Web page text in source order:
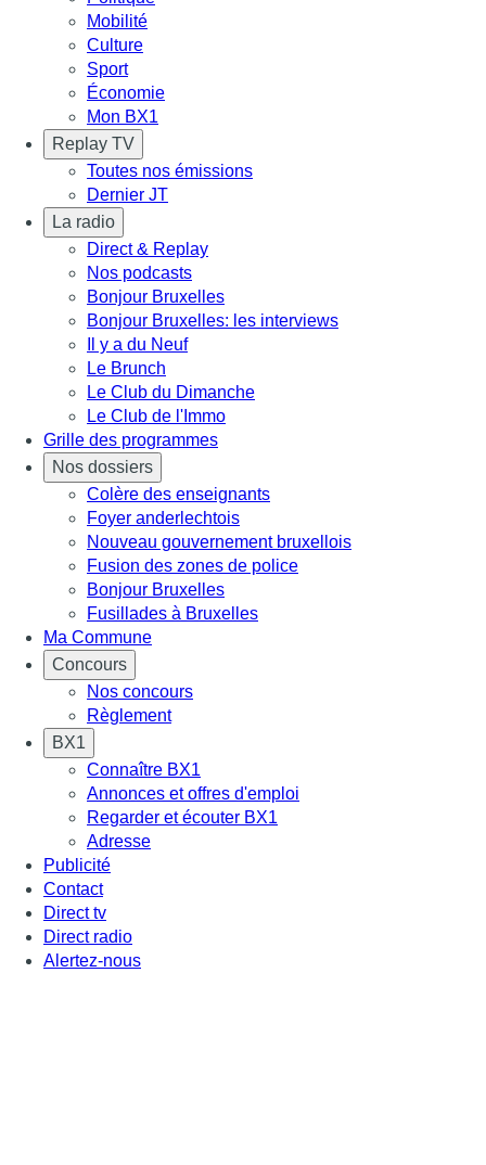
Mobilité
Culture
Sport
Économie
Mon BX1
Replay TV
Toutes nos émissions
Dernier JT
La radio
Direct & Replay
Nos podcasts
Bonjour Bruxelles
Bonjour Bruxelles: les interviews
Il y a du Neuf
Le Brunch
Le Club du Dimanche
Le Club de l'Immo
Grille des programmes
Nos dossiers
Colère des enseignants
Foyer anderlechtois
Nouveau gouvernement bruxellois
Fusion des zones de police
Bonjour Bruxelles
Fusillades à Bruxelles
Ma Commune
Concours
Nos concours
Règlement
BX1
Connaître BX1
Annonces et offres d'emploi
Regarder et écouter BX1
Adresse
Publicité
Contact
Direct tv
Direct radio
Alertez-nous